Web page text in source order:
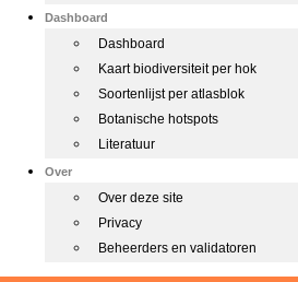
Dashboard
Dashboard
Kaart biodiversiteit per hok
Soortenlijst per atlasblok
Botanische hotspots
Literatuur
Over
Over deze site
Privacy
Beheerders en validatoren